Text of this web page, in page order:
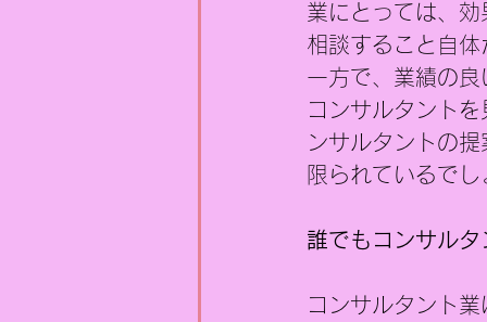
業にとっては、
相談すること自
一方で、業績の
コンサルタント
ンサルタントの
限られているでし
誰でもコンサル
コンサルタント